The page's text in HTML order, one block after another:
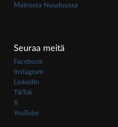
Mainosta Nuuduussa
Seuraa meitä
Facebook
Instagram
LinkedIn
TikTok
X
YouTube